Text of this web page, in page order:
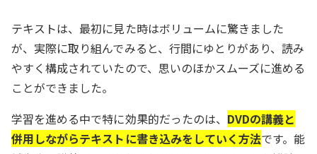
テキストは、最初に見た時はボリュームに驚きました
が、実際に取り組んでみると、行間にゆとりがあり、読み
やすく構成されていたので、思いのほかスムーズに進める
ことができました。
学習を進める中で特に効果的だったのは、 DVDの講義と
併用しながらテキストに書き込みをしていく方法です。能